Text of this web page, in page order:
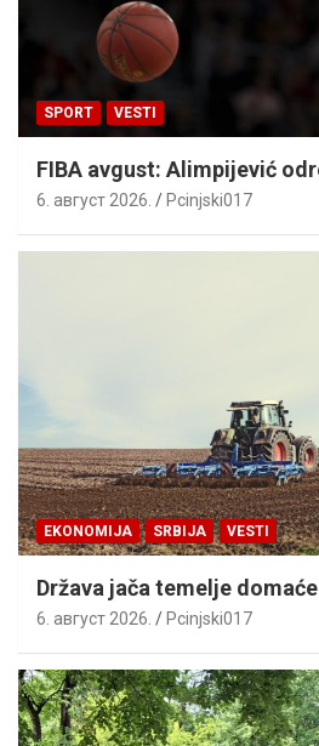
SPORT VESTI
FIBA avgust: Alimpijević
6. август 2026. Pcinjski017
EKONOMIJA SRBIJA VESTI
Država jača temelje
6. август 2026. Pcinjski017